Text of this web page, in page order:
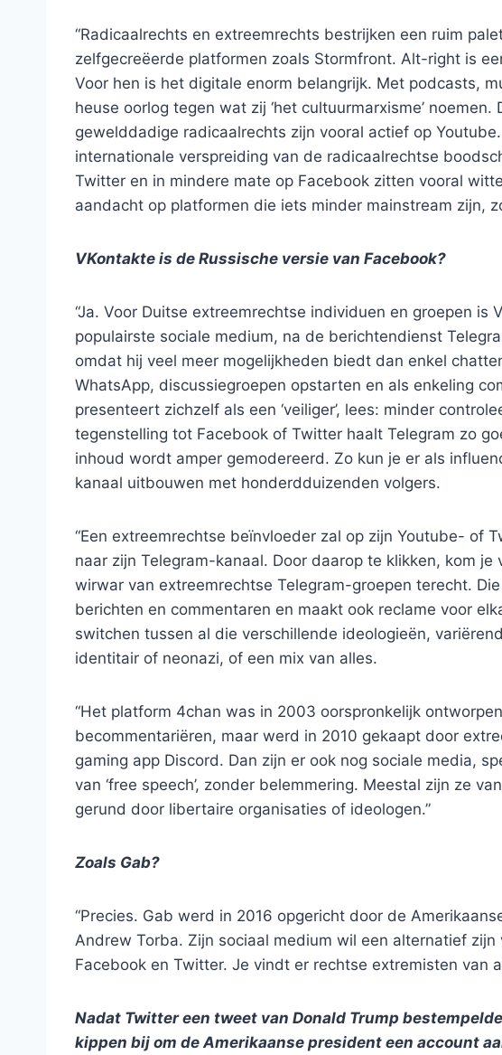
“Radicaalrechts en extreemrechts bestrijken een ruim
zelfgecreëerde platformen zoals Stormfront. Alt-right is
Voor hen is het digitale enorm belangrijk. Met podcasts,
heuse oorlog tegen wat zij ‘het cultuurmarxisme’
gewelddadige radicaalrechts zijn vooral actief op
internationale verspreiding van de radicaalrechtse
Twitter en in mindere mate op Facebook zitten vooral
aandacht op platformen die iets minder mainstream zijn,
VKontakte is de Russische versie van Facebook?
“Ja. Voor Duitse extreemrechtse individuen en groepen is
populairste sociale medium, na de berichtendienst
omdat hij veel meer mogelijkheden biedt dan enkel
WhatsApp, discussiegroepen opstarten en als enkeling
presenteert zichzelf als een ‘veiliger’, lees: minder
tegenstelling tot Facebook of Twitter haalt Telegram zo
inhoud wordt amper gemodereerd. Zo kun je er als
kanaal uitbouwen met honderdduizenden volgers.
“Een extreemrechtse beïnvloeder zal op zijn Youtube- of
naar zijn Telegram-kanaal. Door daarop te klikken, kom
wirwar van extreemrechtse Telegram-groepen terecht.
berichten en commentaren en maakt ook reclame voor
switchen tussen al die verschillende ideologieën,
identitair of neonazi, of een mix van alles.
“Het platform 4chan was in 2003 oorspronkelijk
becommentariëren, maar werd in 2010 gekaapt door
gaming app Discord. Dan zijn er ook nog sociale media,
van ‘free speech’, zonder belemmering. Meestal zijn ze
gerund door libertaire organisaties of ideologen.”
Zoals Gab?
“Precies. Gab werd in 2016 opgericht door de
Andrew Torba. Zijn sociaal medium wil een alternatief
Facebook en Twitter. Je vindt er rechtse extremisten van
Nadat Twitter een tweet van Donald Trump bestempelde
kippen bij om de Amerikaanse president een account